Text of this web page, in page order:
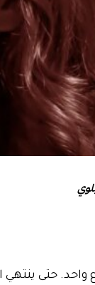
واحد. حتى